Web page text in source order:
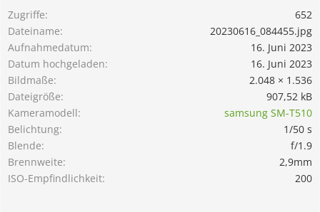
Zugriffe
652
Dateiname
20230616_084455.jpg
Aufnahmedatum
16. Juni 2023
Datum hochgeladen
16. Juni 2023
Bildmaße
2.048 × 1.536
Dateigröße
907,52 kB
Kameramodell
samsung SM-T510
Belichtung
1/50 s
Blende
f/1.9
Brennweite
2,9mm
ISO-Empfindlichkeit
200